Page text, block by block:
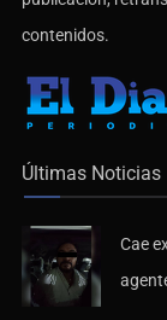
contenidos.
Últimas Noticias
Cae